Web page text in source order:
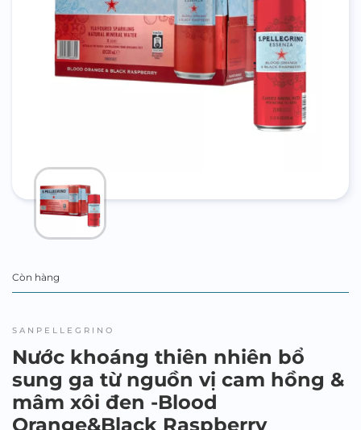
Còn hàng
SANPELLEGRINO
Nước khoáng thiên nhiên bổ
sung ga từ nguồn vị cam hồng &
mâm xôi đen -Blood
Orange&Black Raspberry